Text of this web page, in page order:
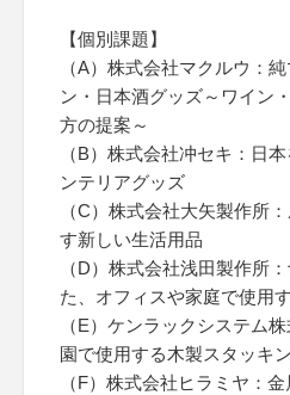
【個別課題】
（A）株式会社マクルウ：
ン・日本酒グッズ～ワイン
方の提案～
（B）株式会社冲セキ：日
ンテリアグッズ
（C）株式会社大矢製作所
す新しい生活用品
（D）株式会社浅田製作所
た、オフィスや家庭で使用
（E）ケンラックシステム
園で使用する木製スタッキ
（F）株式会社ヒラミヤ：